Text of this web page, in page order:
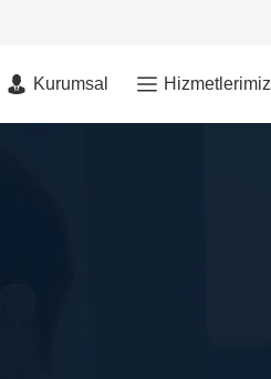
Kurumsal Hizmetlerimiz